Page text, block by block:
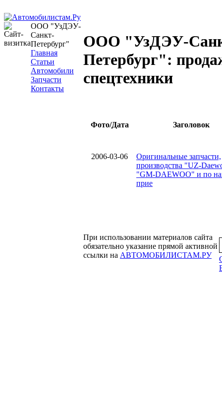
ООО "УзДЭУ-
Санкт-
Петербург"
Главная
Статьи
Автомобили
Запчасти
Контакты
ООО "УзДЭУ-
Петербург":
спецтехники
Фото/Дата Заголовок
2006-03-06
Оригинальные запчасти,
производства "UZ-
"GM-DAEWOO" и по
прие
При использовании материалов сайта
обязательно указание прямой активной
ссылки на АВТОМОБИЛИСТАМ.РУ